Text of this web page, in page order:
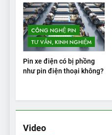
CÔNG NGHỆ PIN
TƯ VẤN, KINH NGHIỆM
Pin xe điện có bị phồng
như pin điện thoại không?
Video